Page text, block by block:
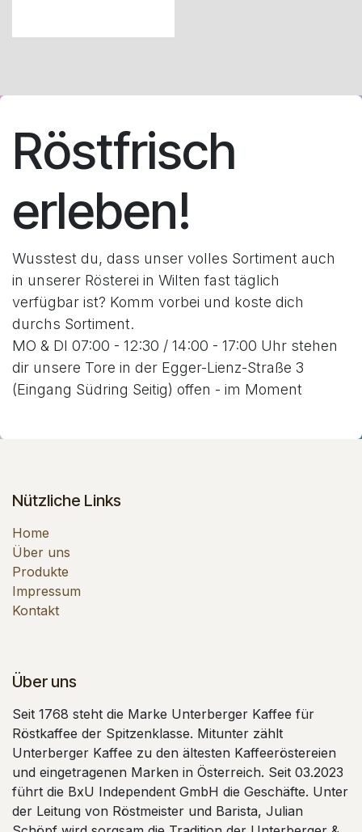
Röstfrisch
erleben!
Wusstest du, dass unser volles Sortiment auch
in unserer Rösterei in Wilten fast täglich
verfügbar ist? Komm vorbei und koste dich
durchs Sortiment.
MO & DI 07:00 - 12:30 / 14:00 - 17:00 Uhr stehen
dir unsere Tore in der Egger-Lienz-Straße 3
(Eingang Südring Seitig) offen - im Moment
Nützliche Links
Home
Über uns
Produkte
Impressum
Kontakt
Über uns
Seit 1768 steht die Marke Unterberger Kaffee für
Röstkaffee der Spitzenklasse. Mitunter zählt
Unterberger Kaffee zu den ältesten Kaffeeröstereien
und eingetragenen Marken in Österreich. Seit 03.2023
führt die BxU Independent GmbH die Geschäfte. Unter
der Leitung von Röstmeister und Barista, Julian